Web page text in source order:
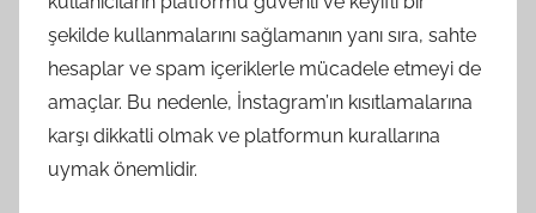
şekilde kullanmalarını sağlamanın yanı sıra, sahte
hesaplar ve spam içeriklerle mücadele etmeyi de
amaçlar. Bu nedenle, İnstagram’ın kısıtlamalarına
karşı dikkatli olmak ve platformun kurallarına
uymak önemlidir.